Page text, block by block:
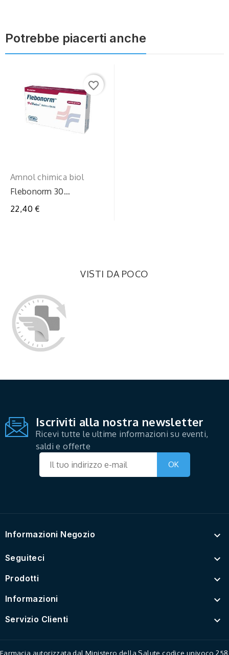
Potrebbe piacerti anche
favorite_border
Amnol chimica biol
Flebonorm 30
22,40 €
VISTI DA POCO
Iscriviti alla nostra newsletter
Ricevi tutte le ultime informazioni su eventi,
saldi e offerte
Informazioni Negozio 
Seguiteci 
Prodotti 
Informazioni 
Servizio Clienti 
Farmacia autorizzata dal Ministero della Salute codice univoco 258